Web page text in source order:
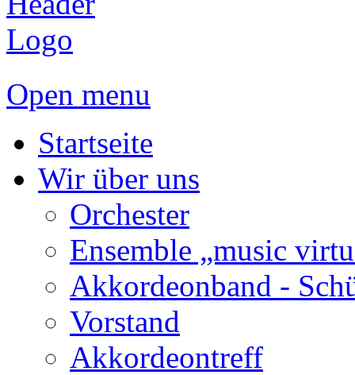
Open menu
Startseite
Wir über uns
Orchester
Ensemble „music
Akkordeonband -
Vorstand
Akkordeontreff